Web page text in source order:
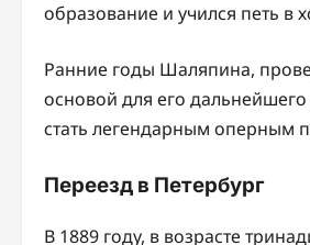
образование и учился петь в
Ранние годы Шаляпина,
основой для его
стать легендарным оперным
Переезд в Петербург
В 1889 году, в возрасте